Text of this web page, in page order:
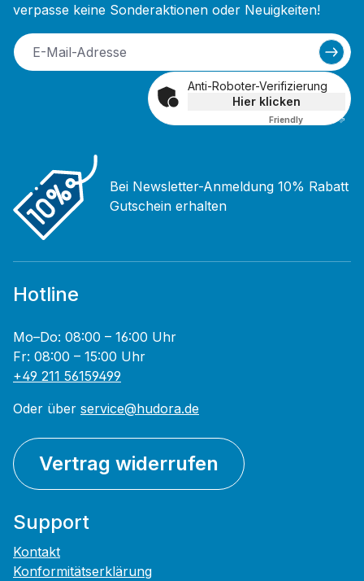
verpasse keine Sonderaktionen oder Neuigkeiten!
Anti-Roboter-Verifizierung
Hier klicken
Friendly Captcha ⇗
Bei Newsletter-Anmeldung 10% Rabatt
Gutschein erhalten
Hotline
Mo–Do: 08:00 – 16:00 Uhr
Fr: 08:00 – 15:00 Uhr
+49 211 56159499
Oder über service@hudora.de
Vertrag widerrufen
Support
Kontakt
Konformitätserklärung